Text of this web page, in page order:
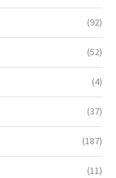
(92)
(52)
(4)
(37)
(187)
(11)